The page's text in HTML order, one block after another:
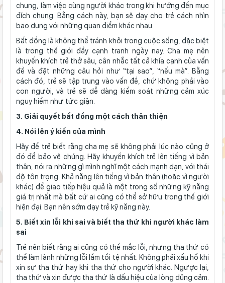
chung, làm việc cùng người khác trong khi hướng đến mục
đích chung. Bằng cách này, bạn sẽ dạy cho trẻ cách nhìn
bao dung với những quan điểm khác nhau.
Bất đồng là không thể tránh khỏi trong cuộc sống, đặc biệt
là trong thế giới đầy cạnh tranh ngày nay. Cha mẹ nên
khuyến khích trẻ thở sâu, cân nhắc tất cả khía cạnh của vấn
đề và đặt những câu hỏi như “tại sao”, “nếu mà”. Bằng
cách đó, trẻ sẽ tập trung vào vấn đề, chứ không phải vào
con người, và trẻ sẽ dễ dàng kiểm soát những cảm xúc
nguy hiểm như tức giận.
3. Giải quyết bất đồng một cách thân thiện
4. Nói lên ý kiến của mình
Hãy để trẻ biết rằng cha mẹ sẽ không phải lúc nào cũng ở
đó để bảo vệ chúng. Hãy khuyến khích trẻ lên tiếng vì bản
thân, nói ra những gì mình nghĩ một cách mạnh dạn, với thái
độ tôn trọng. Khả năng lên tiếng vì bản thân (hoặc vì người
khác) để giao tiếp hiệu quả là một trong số những kỹ năng
giá trị nhất mà bất cứ ai cũng có thể sở hữu trong thế giới
hiện đại. Bạn nên sớm dạy trẻ kỹ năng này.
5. Biết xin lỗi khi sai và biết tha thứ khi người khác làm
sai
Trẻ nên biết rằng ai cũng có thể mắc lỗi, nhưng tha thứ có
thể làm lành những lỗi lầm tồi tệ nhất. Không phải xấu hổ khi
xin sự tha thứ hay khi tha thứ cho người khác. Ngược lại,
tha thứ và xin được tha thứ là dấu hiệu của lòng dũng cảm.